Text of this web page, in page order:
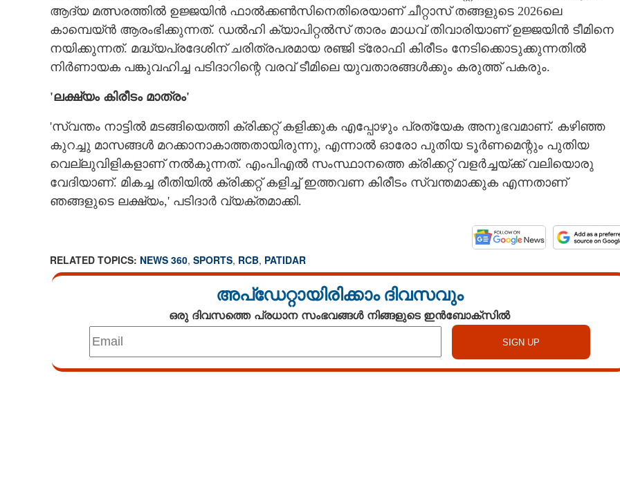
ആദ്യ മത്സരത്തിൽ ഉജ്ജയിൻ ഫാൽക്കൺസിനെതിരെയാണ് ചീറ്റാസ് തങ്ങളുടെ 2026ലെ
കാമ്പെയ്ൻ ആരംഭിക്കുന്നത്. ഡൽഹി ക്യാപിറ്റൽസ് താരം മാധവ് തിവാരിയാണ് ഉജ്ജയിൻ ടീമിനെ
നയിക്കുന്നത്. മദ്ധ്യപ്രദേശിന് ചരിത്രപരമായ രഞ്ജി ട്രോഫി കിരീടം നേടിക്കൊടുക്കുന്നതിൽ
നിർണായക പങ്കുവഹിച്ച പടിദാറിന്റെ വരവ് ടീമിലെ യുവതാരങ്ങൾക്കും കരുത്ത് പകരും.
'ലക്ഷ്യം കിരീടം മാത്രം'
'സ്വന്തം നാട്ടിൽ മടങ്ങിയെത്തി ക്രിക്കറ്റ് കളിക്കുക എപ്പോഴും പ്രത്യേക അനുഭവമാണ്. കഴിഞ്ഞ
കുറച്ചു മാസങ്ങൾ മറക്കാനാകാത്തതായിരുന്നു, എന്നാൽ ഓരോ പുതിയ ടൂർണമെന്റും പുതിയ
വെല്ലുവിളികളാണ് നൽകുന്നത്. എംപിഎൽ സംസ്ഥാനത്തെ ക്രിക്കറ്റ് വളർച്ചയ്ക്ക് വലിയൊരു
വേദിയാണ്. മികച്ച രീതിയിൽ ക്രിക്കറ്റ് കളിച്ച് ഇത്തവണ കിരീടം സ്വന്തമാക്കുക എന്നതാണ്
ഞങ്ങളുടെ ലക്ഷ്യം,' പടിദാർ വ്യക്തമാക്കി.
RELATED TOPICS: NEWS 360, SPORTS, RCB, PATIDAR
അപ്ഡേറ്റായിരിക്കാം ദിവസവും
ഒരു ദിവസത്തെ പ്രധാന സംഭവങ്ങൾ നിങ്ങളുടെ ഇൻബോക്സിൽ